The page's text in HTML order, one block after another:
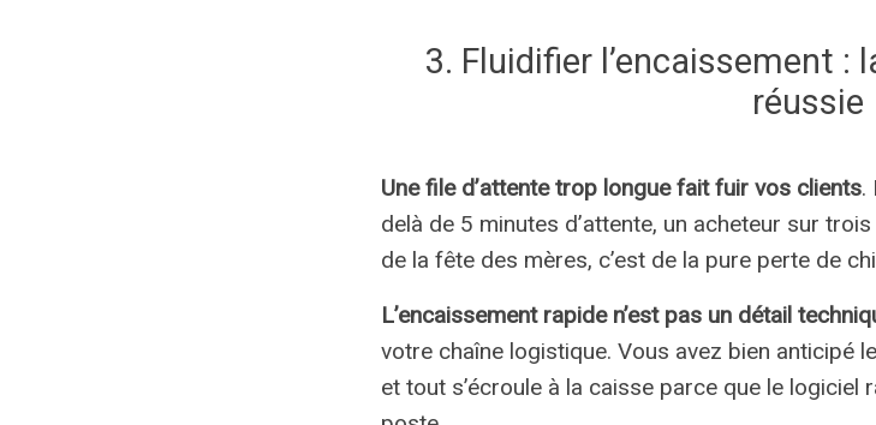
3. Fluidifier l’encaissement :
réussie
Une file d’attente trop longue fait fuir vos clients.
delà de 5 minutes d’attente, un acheteur sur
de la fête des mères, c’est de la pure perte de
L’encaissement rapide n’est pas un détail
votre chaîne logistique. Vous avez bien anticipé
et tout s’écroule à la caisse parce que le logiciel